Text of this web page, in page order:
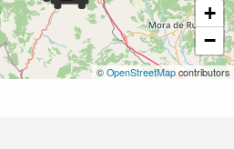
+
−
© OpenStreetMapcontributors